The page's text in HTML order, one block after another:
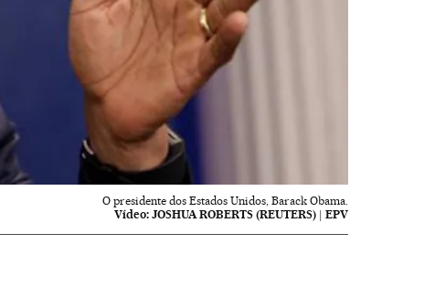
O presidente dos Estados Unidos, Barack Obama.
Vídeo: JOSHUA ROBERTS (REUTERS) | EPV